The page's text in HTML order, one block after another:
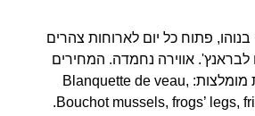
פתוח כל יום לארוחות צהרים
לבראנץ'. אווירה נחמדה. המחירים
נעים בין $6-$36. מנות מומלצות: Blanquette de veau,
Bouchot mussels, frogs’ legs,